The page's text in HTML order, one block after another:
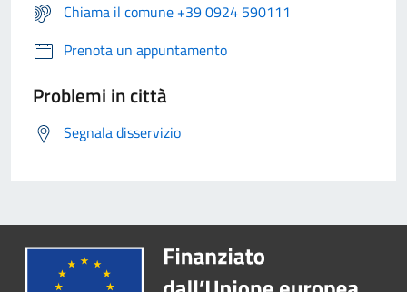
Chiama il comune +39 0924 590111
Prenota un appuntamento
Problemi in città
Segnala disservizio